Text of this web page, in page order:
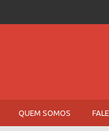
QUEM SOMOS